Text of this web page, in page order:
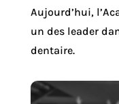
Aujourd’hui,
un des leader
dentaire.